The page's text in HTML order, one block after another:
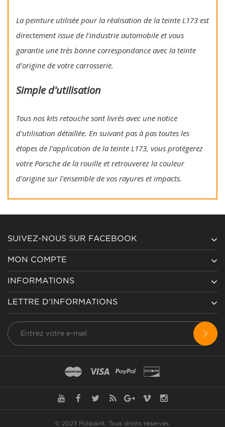
La peinture utilisée pour la réalisation de la teinte L173 est
directement issue de l'industrie automobile et vous
garantie une très bonne correspondance avec la teinte
d’origine de votre carrosserie.
Simple d'utilisation
Tous nos kits retouche sont livrés avec une notice
d'utilisation détaillée. En suivant pas à pas toutes les
étapes de l'application de la teinte L173, vous protègerez
votre Porsche de la rouille et retrouverez la couleur
d'origine sur l'ensemble de vos rayures et impacts.
SUIVEZ-NOUS SUR FACEBOOK
MON COMPTE
INFORMATIONS
LETTRE D'INFORMATIONS
© 2023 Polipaint. Tous droits réservés.